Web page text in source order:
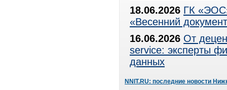
18.06.2026 ГК
«Весенний
16.06.2026 От
service: эксперты
данных
NNIT.RU: последние новости